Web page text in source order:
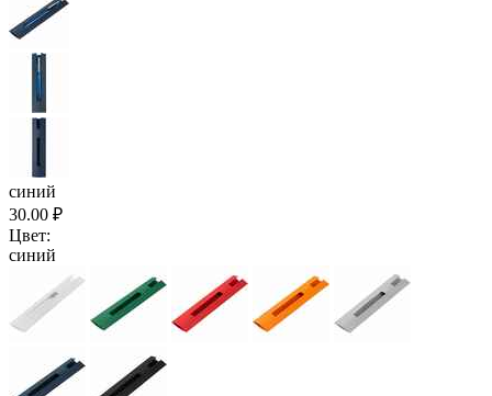
синий
30.00 ₽
Цвет:
синий